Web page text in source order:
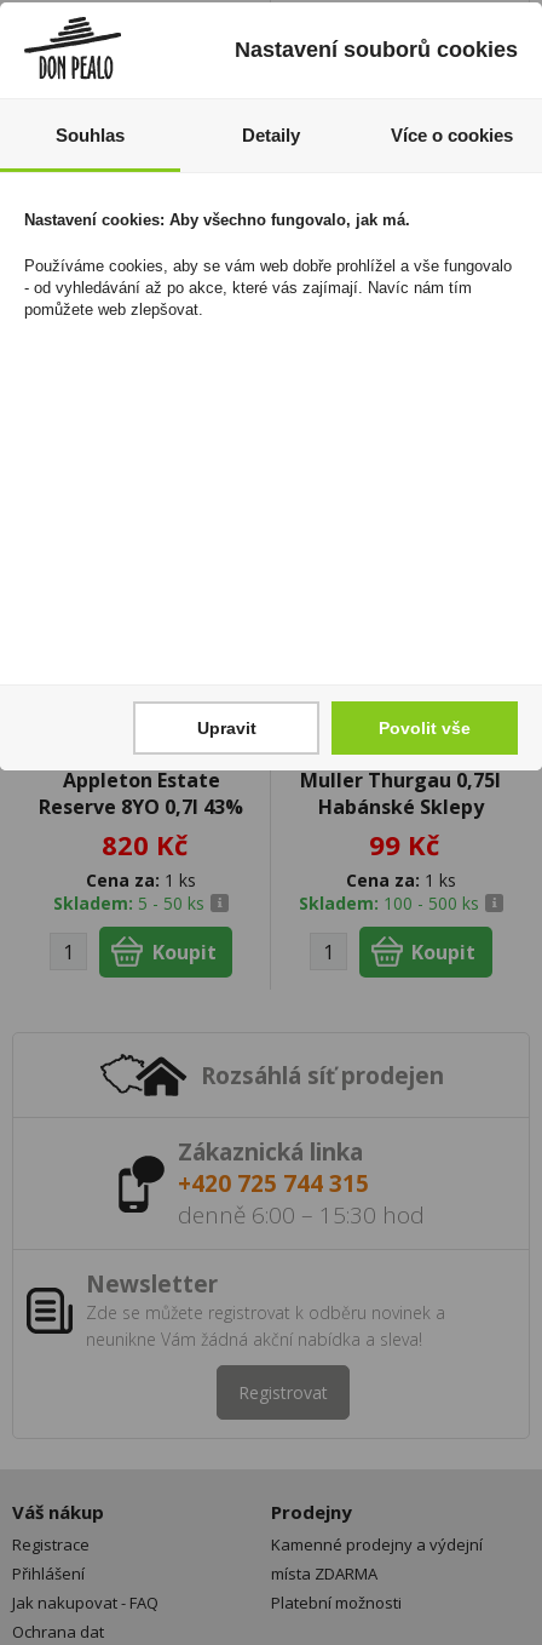
Pod Vuse Green Apple
20mg/ml
249 Kč
Monin Chocolate 1l
299 Kč
Appleton Estate
Reserve 8YO 0,7l 43%
820 Kč
Cena za: 1 ks
Skladem: 5 - 50 ks
Muller Thurgau 0,75l
Habánské Sklepy
99 Kč
Cena za: 1 ks
Skladem: 100 - 500 ks
Rozsáhlá síť prodejen
Zákaznická linka
+420 725 744 315
denně 6:00 – 15:30 hod
Newsletter
Zde se můžete registrovat k odběru novinek a
neunikne Vám žádná akční nabídka a sleva!
Registrovat
Váš nákup
Registrace
Přihlášení
Jak nakupovat - FAQ
Ochrana dat
Prodejny
Kamenné prodejny a výdejní
místa ZDARMA
Platební možnosti
Nastavení souborů cookies
Souhlas Detaily Více o cookies
Nastavení cookies: Aby všechno fungovalo, jak má.
Používáme cookies, aby se vám web dobře prohlížel a vše fungovalo
- od vyhledávání až po akce, které vás zajímají. Navíc nám tím
pomůžete web zlepšovat.
Upravit Povolit vše